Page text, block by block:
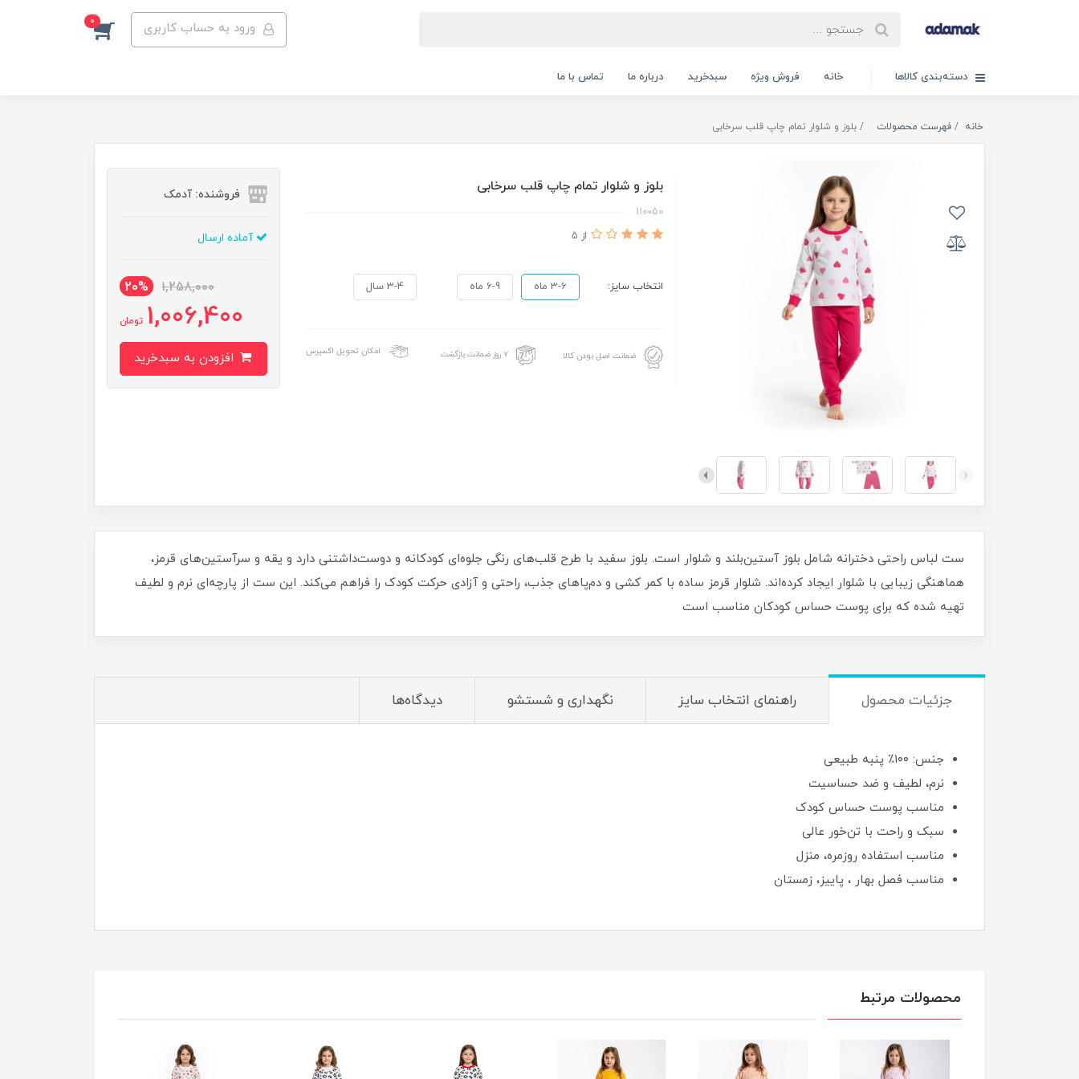
ورود به حساب کاربری 0
دسته‌بندی کالاها خانه فروش ویژه سبدخرید درباره ما تماس با ما
خانه فهرست محصولات بلوز و شلوار تمام چاپ قلب سرخابی
بلوز و شلوار تمام چاپ قلب سرخابی
110050
از 5
انتخاب سایز: 3-6 ماه 6-9 ماه 3-4 سال
ضمانت اصل بودن کالا ۷ روز ضمانت بازگشت امکان تحویل اکسپرس
فروشنده: آدمک
آماده ارسال
1,258,000
20%
1,006,400 تومان
ست لباس راحتی دخترانه شامل بلوز آستین‌بلند و شلوار است. بلوز سفید با طرح قلب‌های رنگی جلوه‌ای کودکانه و دوست‌داشتنی دارد و یقه و سرآستین‌های قرمز،
هماهنگی زیبایی با شلوار ایجاد کرده‌اند. شلوار قرمز ساده با کمر کشی و دم‌پاهای جذب، راحتی و آزادی حرکت کودک را فراهم می‌کند. این ست از پارچه‌ای نرم و لطیف
تهیه شده که برای پوست حساس کودکان مناسب است
جزئیات محصول راهنمای انتخاب سایز نگهداری و شستشو دیدگاه‌ها
جنس: ۱۰۰٪ پنبه طبیعی
نرم، لطیف و ضد حساسیت
مناسب پوست حساس کودک
سبک و راحت با تن‌خور عالی
مناسب استفاده روزمره، منزل
مناسب فصل بهار ، پاییز، زمستان
محصولات مرتبط